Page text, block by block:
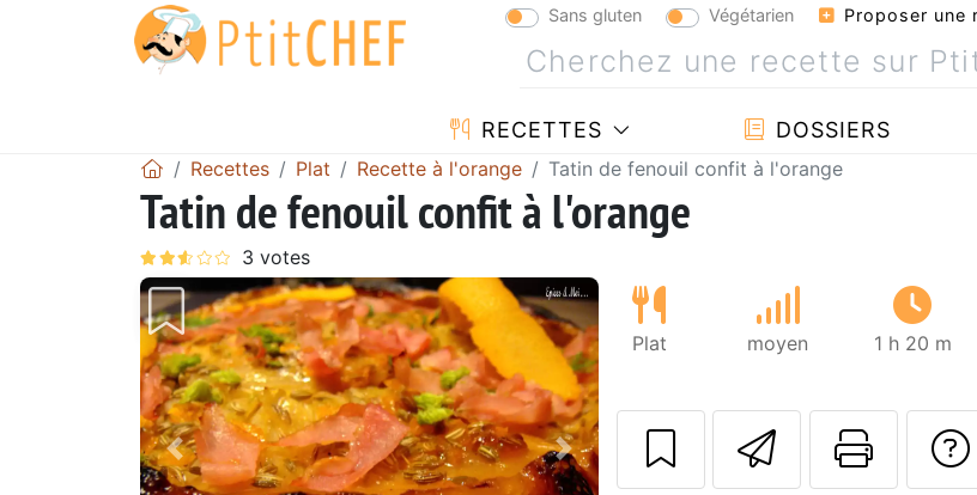
Sans gluten Végétarien Proposer une
RECETTES DOSSIERS
Recettes Plat Recette à l'orange Tatin de fenouil confit à l'orange
Tatin de fenouil confit à l'orange
Précédent Suivant
Plat moyen 1 h 20 m
Envoyer